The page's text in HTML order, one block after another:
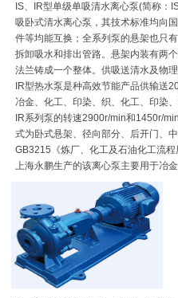
IS、IR型单级单吸清水离心泵(简称
吸卧式清水离心泵，其技术标准均向
件等均能互换；全系列泵的悬架也只
拆卸吸水和排出管路。悬架内装有两
法兰铸成一个整体。供吸送清水及物
IR型热水泵是种高效节能产品供输送
冶金、化工、印染、织、化工、印染
IR系列泵的转速2900r/min和1450r/
式为卧式悬架、径向部分、后开门、
GB3215《炼厂、化工及石油化工流程
上海永鹏生产的该离心泵主要用于冶